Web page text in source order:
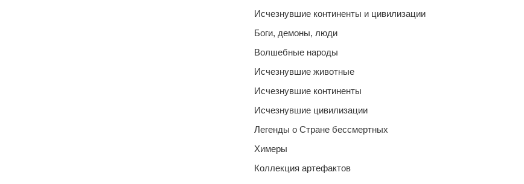
Исчезнувшие континенты и цивилизации
Боги, демоны, люди
Волшебные народы
Исчезнувшие животные
Исчезнувшие континенты
Исчезнувшие цивилизации
Легенды о Стране бессмертных
Химеры
Коллекция артефактов